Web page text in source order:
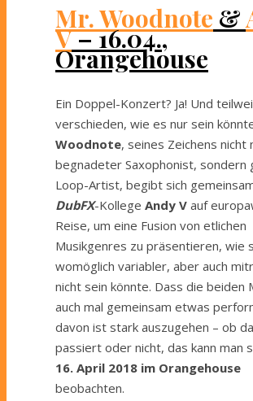
Mr. Woodnote &
V– 16.04.,
Orangehouse
Ein Doppel-Konzert? Ja! Und
verschieden, wie es nur sein
Woodnote, seines Zeichens nicht
begnadeter Saxophonist, sondern
Loop-Artist, begibt sich
DubFX-Kollege Andy V auf
Reise, um eine Fusion von etlichen
Musikgenres zu präsentieren, wie
womöglich variabler, aber auch
nicht sein könnte. Dass die beiden
auch mal gemeinsam etwas
davon ist stark auszugehen – ob
passiert oder nicht, das kann man
16. April 2018 im Orangehouse
beobachten.